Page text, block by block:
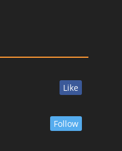
Like
Follow